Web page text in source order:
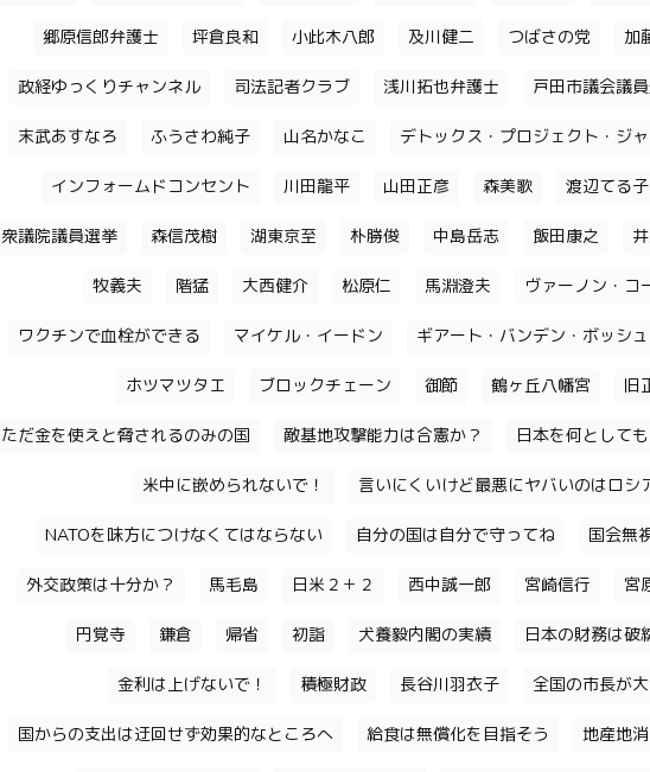
郷原信郎弁護士 坪倉良和 小此木八郎 及川健二 つばさの党 加
政経ゆっくりチャンネル 司法記者クラブ 浅川拓也弁護士 戸田市議会議
末武あすなろ ふうさわ純子 山名かなこ デトックス・プロジェクト・ジ
インフォームドコンセント 川田龍平 山田正彦 森美歌 渡辺てる子
衆議院議員選挙 森信茂樹 湖東京至 朴勝俊 中島岳志 飯田康之
牧義夫 階猛 大西健介 松原仁 馬淵澄夫 ヴァーノン・コ
ワクチンで血栓ができる マイケル・イードン ギアート・バンデン・ボッシュ
ホツマツタエ ブロックチェーン 御節 鶴ヶ丘八幡宮 旧
ただ金を使えと脅されるのみの国 敵基地攻撃能力は合憲か？ 日本を何として
米中に嵌められないで！ 言いにくいけど最悪にヤバいのはロシ
NATOを味方につけなくてはならない 自分の国は自分で守ってね 国会無
外交政策は十分か？ 馬毛島 日米２＋２ 西中誠一郎 宮崎信行 宮
円覚寺 鎌倉 帰省 初詣 犬養毅内閣の実績 日本の財務は破
金利は上げないで！ 積極財政 長谷川羽衣子 全国の市長が
国からの支出は迂回せず効果的なところへ 給食は無償化を目指そう 地産地